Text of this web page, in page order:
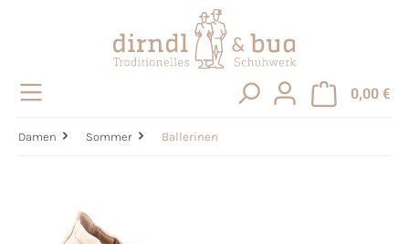
0,00 €
Damen Sommer Ballerinen